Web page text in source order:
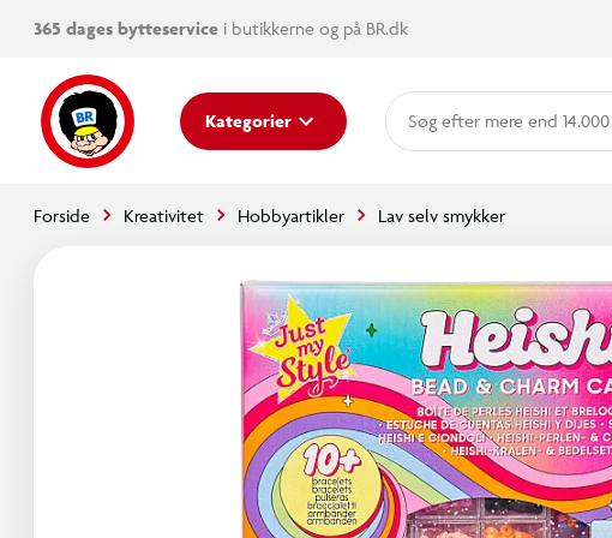
365 dages bytteservice i butikkerne og på BR.dk
Kategorier mere end
Forside Kreativitet Hobbyartikler Lav selv smykker